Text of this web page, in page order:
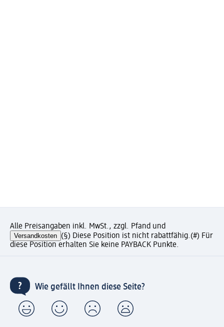
Alle Preisangaben inkl. MwSt., zzgl. Pfand und
Versandkosten (§) Diese Position ist nicht rabattfähig.(#) Für
diese Position erhalten Sie keine PAYBACK Punkte.
Wie gefällt Ihnen diese Seite?